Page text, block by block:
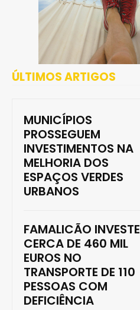
ÚLTIMOS ARTIGOS
MUNICÍPIOS
PROSSEGUEM
INVESTIMENTOS NA
MELHORIA DOS
ESPAÇOS VERDES
URBANOS
FAMALICÃO INVESTE
CERCA DE 460 MIL
EUROS NO
TRANSPORTE DE 110
PESSOAS COM
DEFICIÊNCIA